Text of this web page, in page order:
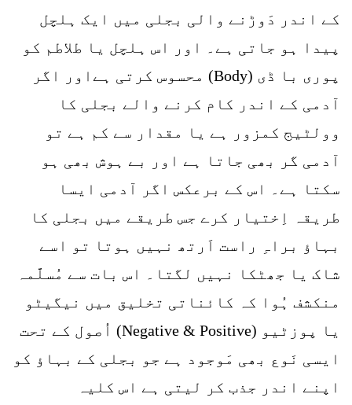
کے اندر دَوڑنے والی بجلی میں ایک ہلچل
پیدا ہو جاتی ہے۔ اور اس ہلچل یا طلاطم کو
پوری با ڈی (Body) محسوس کرتی ہےاور اگر
آدمی کے اندر کام کرنے والے بجلی کا
وولٹیج کمزور ہے یا مقدار سے کم ہے تو
آدمی گر بھی جاتا ہے اور بے ہوش بھی ہو
سکتا ہے۔ اس کے برعکس اگر آدمی ایسا
طریقہ اِختیار کرے جس طریقے میں بجلی کا
بہاؤ براہِ راست اَرتھ نہیں ہوتا تو اسے
شاک یا جھٹکا نہیں لگتا۔ اس بات سے مُسلَّمہ
منکشف ہُوا کہ کائناتی تخلیق میں نیگیٹو
یا پوزٹیو (Negative & Positive) اُصول کے تحت
ایسی نَوع بھی مَوجود ہے جو بجلی کے بہاؤ کو
اپنے اندر جذب کر لیتی ہے اس کلیہ